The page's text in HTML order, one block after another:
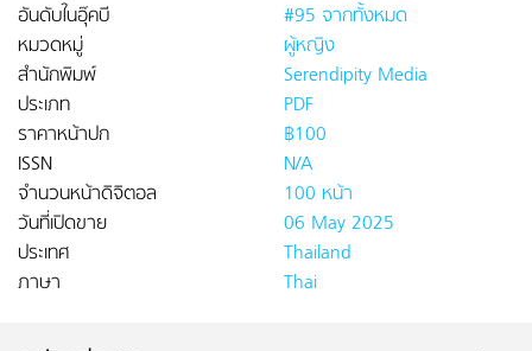
อันดับในอุ๊คบี
#95 จากทั้งหมด
หมวดหมู่
ผู้หญิง
สำนักพิมพ์
Serendipity Media
ประเภท
PDF
ราคาหน้าปก
฿100
ISSN
N/A
จำนวนหน้าดิจิตอล
100 หน้า
วันที่เปิดขาย
06 May 2025
ประเทศ
Thailand
ภาษา
Thai